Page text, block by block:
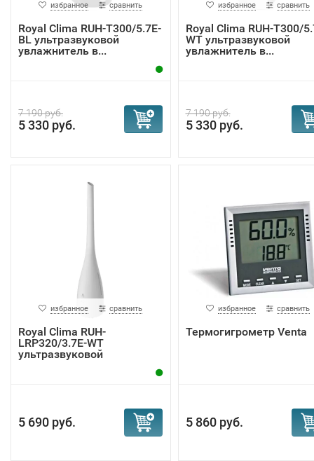
избранное сравнить
Royal Clima RUH-T300/5.7E-
BL ультразвуковой
увлажнитель в...
7 190 руб.
5 330 руб.
избранное сравнить
Royal Clima RUH-T300/
WT ультразвуковой
увлажнитель в...
7 190 руб.
5 330 руб.
избранное сравнить
Royal Clima RUH-
LRP320/3.7E-WT
ультразвуковой
5 690 руб.
избранное сравнить
Термогигрометр Venta
5 860 руб.